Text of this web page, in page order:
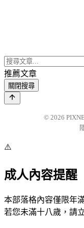
推薦文章
關閉搜尋
© 2026
⚠️
成人內容提醒
本部落格內容僅限年
若您未滿十八歲，請